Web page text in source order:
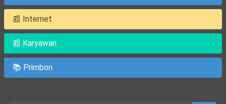
📰 Internet
📰 Karyawan
📚 Primbon